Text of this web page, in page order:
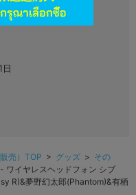
売）TOP > グッズ > その
イヤレスヘッドフォン シブ
R)&夢野幻太郎(Phantom)&有栖